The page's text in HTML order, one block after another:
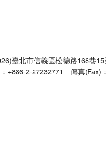
臺北市信義區松德路168巷15
+886-2-27232771｜傳真(Fax)